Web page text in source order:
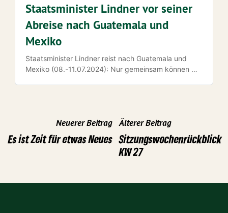
Staatsminister Lindner vor seiner
Abreise nach Guatemala und
Mexiko
Staatsminister Lindner reist nach Guatemala und
Mexiko (08.-11.07.2024): Nur gemeinsam können wir
Neuerer Beitrag
Es ist Zeit für etwas Neues
Älterer Beitrag
Sitzungswochenrückblick
KW 27